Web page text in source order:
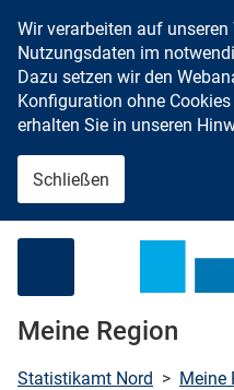
Wir verarbeiten auf
Nutzungsdaten im
Dazu setzen wir den
Konfiguration ohne
erhalten Sie in unseren
Schließen
Meine Region
Statistikamt Nord > Meine